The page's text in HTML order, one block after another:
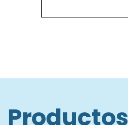
Productos